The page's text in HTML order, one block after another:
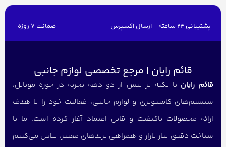
پشتیبانی 24 ساعته ارسال اکسپرس ضمانت 7 روزه
قائم رایان | مرجع تخصصی لوازم جانبی
قائم رایان با تکیه بر بیش از دو دهه تجربه در حوزه موبایل،
سیستم‌های کامپیوتری و لوازم جانبی، فعالیت خود را با هدف
ارائه محصولات باکیفیت و قابل اعتماد آغاز کرده است. ما با
شناخت دقیق نیاز بازار و همراهی برندهای معتبر، تلاش می‌کنیم